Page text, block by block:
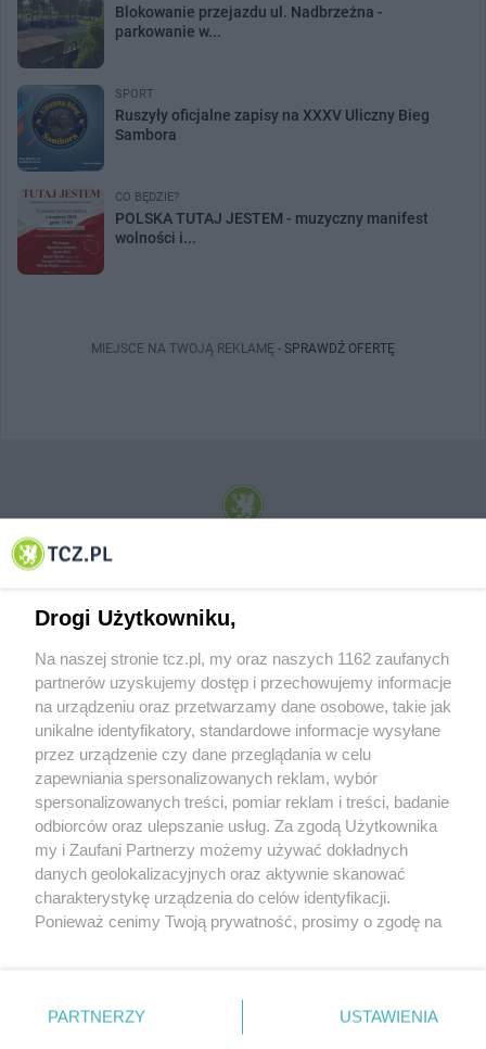
Blokowanie przejazdu ul. Nadbrzeżna -
parkowanie w...
SPORT
Ruszyły oficjalne zapisy na XXXV Uliczny Bieg
Sambora
CO BĘDZIE?
POLSKA TUTAJ JESTEM - muzyczny manifest
wolności i...
MIEJSCE NA TWOJĄ REKLAMĘ - SPRAWDŹ OFERTĘ
© 2001-2026 Tczew - TCZ.PL Sp. z o.o. Internetowy Serwis Informacyjny Miasta
O FIRMIE POLITYKA PRYWATNOŚCI HOSTING
REKLAMA WSPÓŁPRACA RSS FACEBOOK KONTAKT
Nasze serwisy
Aktualności
Tcz24
Historia miasta
Muzyka i kultura
Archiwum wydarzeń
Zdjęcia miasta
Drogi Użytkowniku,
Na naszej stronie tcz.pl, my oraz naszych 1162 zaufanych
partnerów uzyskujemy dostęp i przechowujemy informacje
na urządzeniu oraz przetwarzamy dane osobowe, takie jak
unikalne identyfikatory, standardowe informacje wysyłane
przez urządzenie czy dane przeglądania w celu
zapewniania spersonalizowanych reklam, wybór
spersonalizowanych treści, pomiar reklam i treści, badanie
odbiorców oraz ulepszanie usług. Za zgodą Użytkownika
my i Zaufani Partnerzy możemy używać dokładnych
danych geolokalizacyjnych oraz aktywnie skanować
charakterystykę urządzenia do celów identyfikacji.
Ponieważ cenimy Twoją prywatność, prosimy o zgodę na
znajdujący się w lewym dolnym rogu strony
. Niektóre
PARTNERZY USTAWIENIA